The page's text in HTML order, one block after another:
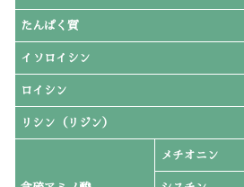
たんぱく質
イソロイシン
ロイシン
リシン（リジン）
メチオニン